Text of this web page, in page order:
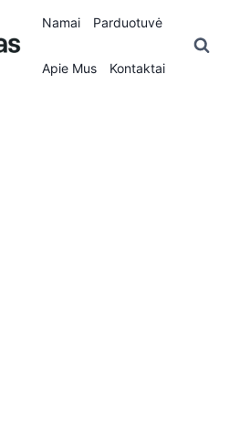
Namai Parduotuvė
Apie Mus Kontaktai